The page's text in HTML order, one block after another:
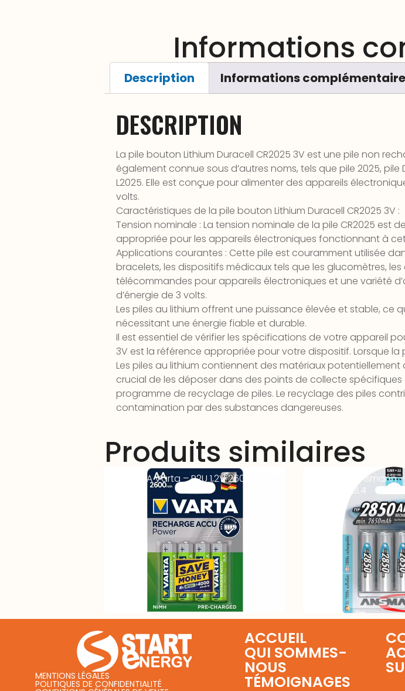
Informations
Description Informations
DESCRIPTION
La pile bouton Lithium Duracell CR2025 3V est une pile non
également connue sous d’autres noms, tels que pile 2025, pile
L2025. Elle est conçue pour alimenter des appareils
volts.
Caractéristiques de la pile bouton Lithium Duracell CR2025 3V :
Tension nominale : La tension nominale de la pile CR2025 est
appropriée pour les appareils électroniques fonctionnant à
Applications courantes : Cette pile est couramment utilisée
bracelets, les dispositifs médicaux tels que les glucomètres,
télécommandes pour appareils électroniques et une variété
d’énergie de 3 volts.
Les piles au lithium offrent une puissance élevée et stable, ce
nécessitant une énergie fiable et durable.
Il est essentiel de vérifier les spécifications de votre appareil
3V est la référence appropriée pour votre dispositif. Lorsque
Les piles au lithium contiennent des matériaux potentiellement
crucial de les déposer dans des points de collecte
programme de recyclage de piles. Le recyclage des piles
contamination par des substances dangereuses.
Produits similaires
Accus AA Varta – R2U 1,2V 2600mAh –
Accus AA Ansmann –
DIGITAL – BL4
MENTIONS LÉGALES
POLITIQUES DE CONFIDENTIALITÉ
ACCUEIL
QUI SOMMES-
NOUS
TÉMOIGNAGES